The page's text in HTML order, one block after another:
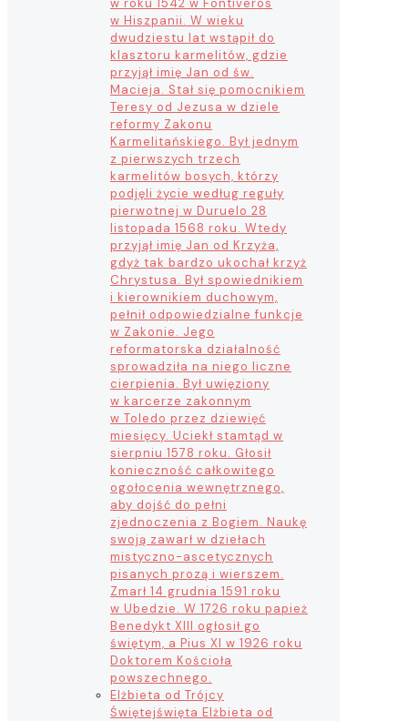
w Hiszpanii. W wieku
dwudziestu lat wstąpił do
klasztoru karmelitów, gdzie
przyjął imię Jan od św.
Macieja. Stał się pomocnikiem
Teresy od Jezusa w dziele
reformy Zakonu
Karmelitańskiego. Był jednym
z pierwszych trzech
karmelitów bosych, którzy
podjęli życie według reguły
pierwotnej w Duruelo 28
listopada 1568 roku. Wtedy
przyjął imię Jan od Krzyża,
gdyż tak bardzo ukochał krzyż
Chrystusa. Był spowiednikiem
i kierownikiem duchowym,
pełnił odpowiedzialne funkcje
w Zakonie. Jego
reformatorska działalność
sprowadziła na niego liczne
cierpienia. Był uwięziony
w karcerze zakonnym
w Toledo przez dziewięć
miesięcy. Uciekł stamtąd w
sierpniu 1578 roku. Głosił
konieczność całkowitego
ogołocenia wewnętrznego,
aby dojść do pełni
zjednoczenia z Bogiem. Naukę
swoją zawarł w dziełach
mistyczno-ascetycznych
pisanych prozą i wierszem.
Zmarł 14 grudnia 1591 roku
w Ubedzie. W 1726 roku papież
Benedykt XIII ogłosił go
świętym, a Pius XI w 1926 roku
Doktorem Kościoła
powszechnego.
Elżbieta od Trójcy
Świętejświęta Elżbieta od